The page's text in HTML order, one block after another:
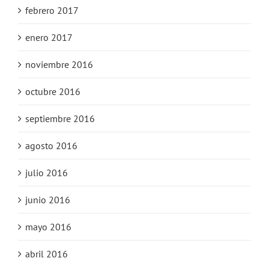
febrero 2017
enero 2017
noviembre 2016
octubre 2016
septiembre 2016
agosto 2016
julio 2016
junio 2016
mayo 2016
abril 2016